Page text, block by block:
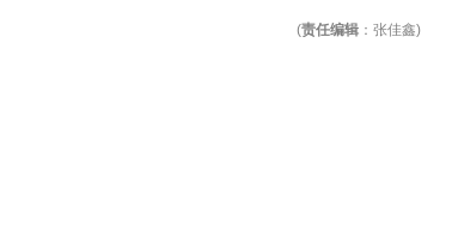
(责任编辑 ：张佳鑫)